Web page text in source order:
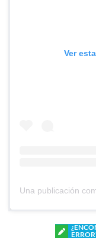
Ver